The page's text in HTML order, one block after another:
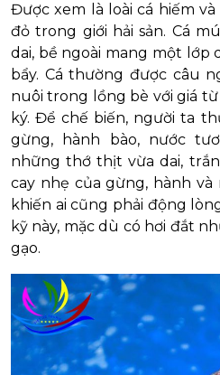
Được xem là loài cá hiếm
đỏ trong giới hải sản. Cá
dai, bề ngoài mang một lớp
bẩy. Cá thường được câu
nuôi trong lồng bè với giá
ký. Để chế biến, người ta
gừng, hành bào, nước
những thớ thịt vừa dai,
cay nhẹ của gừng, hành
khiến ai cũng phải động
kỹ này, mặc dù có hơi đắt
gạo.